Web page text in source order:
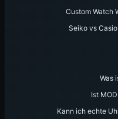
Custom Watch
Seiko vs
Was
Ist
Kann ich echte